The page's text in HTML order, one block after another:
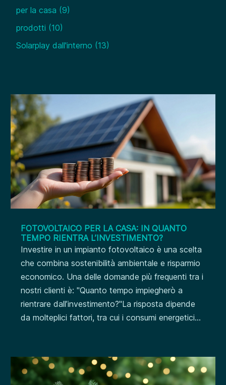
per la casa (9)
prodotti (10)
Solarplay dall'interno (13)
FOTOVOLTAICO PER LA CASA: IN QUANTO
TEMPO RIENTRA L’INVESTIMENTO?
Investire in un impianto fotovoltaico è una scelta
che combina sostenibilità ambientale e risparmio
economico. Una delle domande più frequenti tra i
nostri clienti è: "Quanto tempo impiegherò a
rientrare dall’investimento?"La risposta dipende
da molteplici fattori, tra cui i consumi energetici...